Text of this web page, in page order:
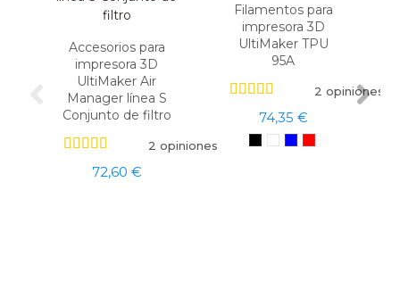
Accesorios para
impresora 3D
UltiMaker Air
Manager línea S
Conjunto de filtro
2 opiniones
72,60 €
Filamentos para
impresora 3D
UltiMaker TPU
95A
2 opiniones
74,35 €